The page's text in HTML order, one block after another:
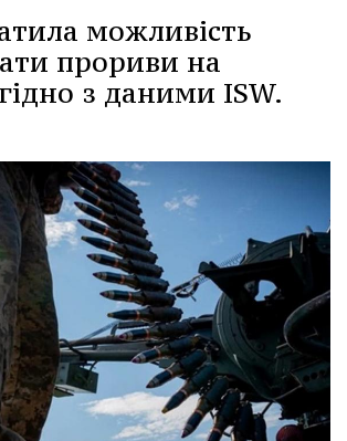
можливість
прориви на
з даними ISW.